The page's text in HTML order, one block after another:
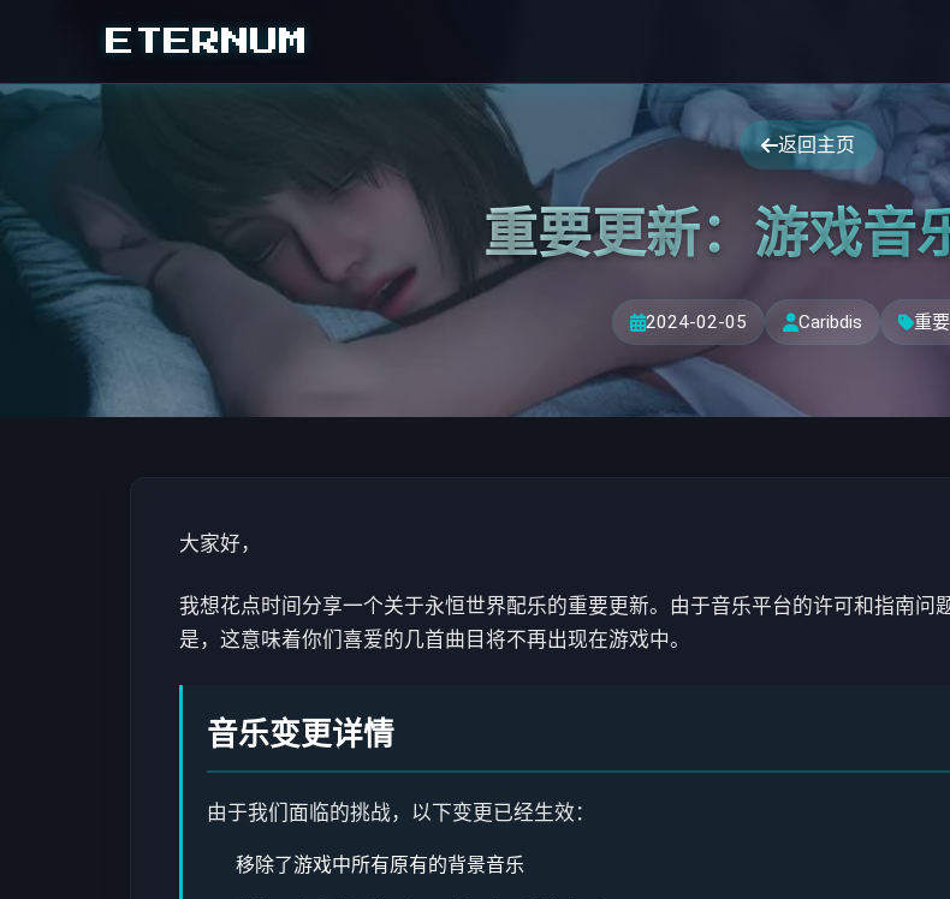
ETERNUM
返回主页
重要更新：游戏音
2024-02-05 Caribdis 重
大家好，
我想花点时间分享一个关于永恒世界配乐的重要更新。由于音乐平台的许可和指南
是，这意味着你们喜爱的几首曲目将不再出现在游戏中。
音乐变更详情
由于我们面临的挑战，以下变更已经生效：
移除了游戏中所有原有的背景音乐